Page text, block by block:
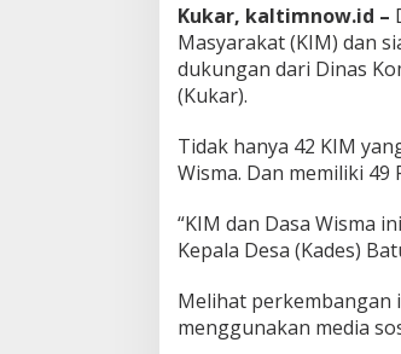
Kukar, kaltimnow.id –
Masyarakat (KIM) dan
dukungan dari Dinas
(Kukar).
Tidak hanya 42 KIM
Wisma. Dan memiliki 49
“KIM dan Dasa Wisma
Kepala Desa (Kades)
Melihat perkembangan
menggunakan media